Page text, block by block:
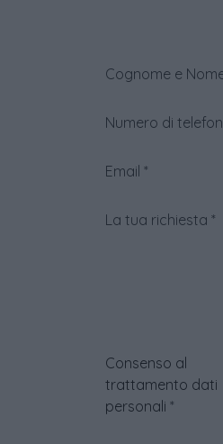
Cognome e
Numero di
Email *
La tua richiesta *
Consenso al
trattamento dati
personali *